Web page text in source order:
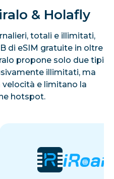
& Holafly
totali e illimitati,
di eSIM gratuite in oltre
propone solo due tipi
illimitati, ma
e limitano la
hotspot.